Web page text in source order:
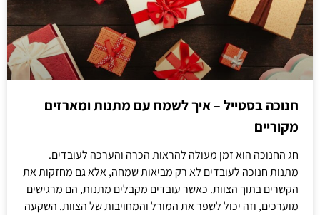
חנוכה בסטייל – איך לשמח עם מתנות ומארזים
מקוריים
חג החנוכה הוא זמן מעולה להראות הכרה והערכה לעובדים.
מתנות חנוכה לעובדים לא רק מביאות שמחה, אלא גם מחזקות את
הקשרים בתוך הצוות. כאשר עובדים מקבלים מתנות, הם מרגישים
מוערכים, וזה יכול לשפר את המורל והמחויבות של הצוות. השקעה